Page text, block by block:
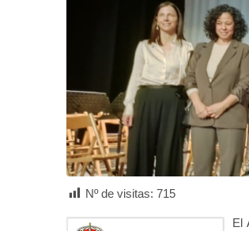
Nº de visitas: 715
El